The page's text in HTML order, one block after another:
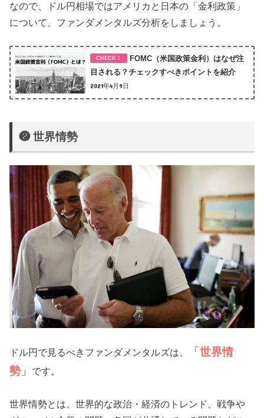
なので、ドル円相場ではアメリカと日本の「金利政策」
について、ファンダメンタルズ分析をしましょう。
FOMC（米国政策金利）はなぜ注
目される？チェックすべきポイントを紹介
2021年4月9日
❷ 世界情勢
ドル円で見るべきファンダメンタルズは、 「世界情
勢 」 です。
世界情勢とは、世界的な政治・経済のトレンド、戦争や